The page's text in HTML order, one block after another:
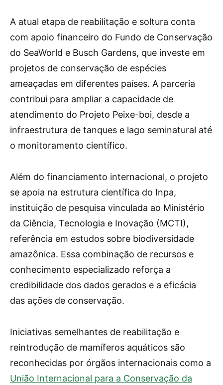
A atual etapa de reabilitação e soltura conta
com apoio financeiro do Fundo de Conservação
do SeaWorld e Busch Gardens, que investe em
projetos de conservação de espécies
ameaçadas em diferentes países. A parceria
contribui para ampliar a capacidade de
atendimento do Projeto Peixe-boi, desde a
infraestrutura de tanques e lago seminatural até
o monitoramento científico.
Além do financiamento internacional, o projeto
se apoia na estrutura científica do Inpa,
instituição de pesquisa vinculada ao Ministério
da Ciência, Tecnologia e Inovação (MCTI),
referência em estudos sobre biodiversidade
amazônica. Essa combinação de recursos e
conhecimento especializado reforça a
credibilidade dos dados gerados e a eficácia
das ações de conservação.
Iniciativas semelhantes de reabilitação e
reintrodução de mamíferos aquáticos são
reconhecidas por órgãos internacionais como a
União Internacional para a Conservação da